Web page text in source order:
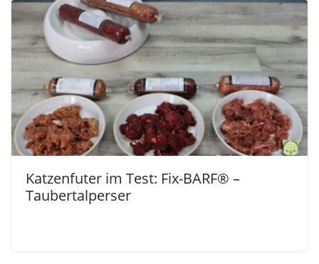
Katzenfuter im Test: Fix-BARF® –
Taubertalperser